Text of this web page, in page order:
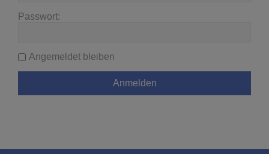
Passwort:
Angemeldet bleiben